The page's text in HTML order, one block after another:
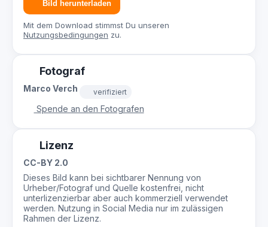
Bild herunterladen
Mit dem Download stimmst Du unseren
Nutzungsbedingungen zu.
Fotograf
Marco Verch verifiziert
Spende an den Fotografen
Lizenz
CC-BY 2.0
Dieses Bild kann bei sichtbarer Nennung von
Urheber/Fotograf und Quelle kostenfrei, nicht
unterlizenzierbar aber auch kommerziell verwendet
werden. Nutzung in Social Media nur im zulässigen
Rahmen der Lizenz.